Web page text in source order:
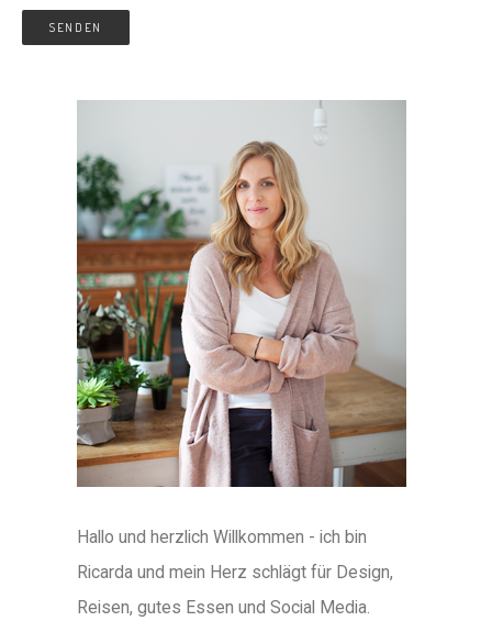
Hallo und herzlich Willkommen - ich bin
Ricarda und mein Herz schlägt für Design,
Reisen, gutes Essen und Social Media.